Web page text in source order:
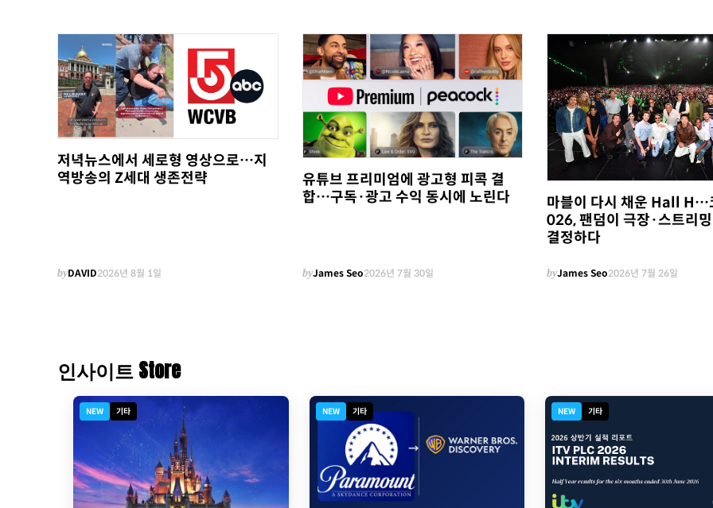
저녁뉴스에서 세로형 영상으로…지
역방송의 Z세대 생존전략
byDAVID2026년 8월 1일
유튜브 프리미엄에 광고형 피콕 결
합…구독·광고 수익 동시에 노린다
byJames Seo2026년 7월 30일
마블이 다시 채운 Hall H…
026, 팬덤이 극장·스트리
결정하다
byJames Seo2026년 7월 26일
인사이트 Store
NEW 기타 NEW 기타 NEW 기타